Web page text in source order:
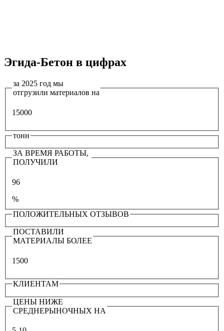
Эгида-Бетон в цифрах
за 2025 год мы
отгрузили материалов на
15000
тонн
ЗА ВРЕМЯ РАБОТЫ,
ПОЛУЧИЛИ
96
%
ПОЛОЖИТЕЛЬНЫХ ОТЗЫВОВ
ПОСТАВИЛИ
МАТЕРИАЛЫ БОЛЕЕ
1500
КЛИЕНТАМ
ЦЕНЫ НИЖЕ
СРЕДНЕРЫНОЧНЫХ НА